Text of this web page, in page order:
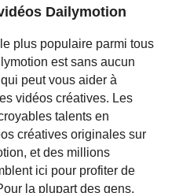
தமிழ்
ਪੰਜਾਬੀ
اُردُو
తెలుగు
Dailymotion
plus populaire parmi tous
est sans aucun
peut vous aider à
vidéos créatives. Les
talents en
créatives originales sur
et des millions
ici pour profiter de
la plupart des gens,